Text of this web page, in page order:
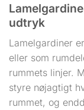
udtryk
Lamelgardiner
eller som
rummets linjer.
styre nøjagtigt
rummet, og